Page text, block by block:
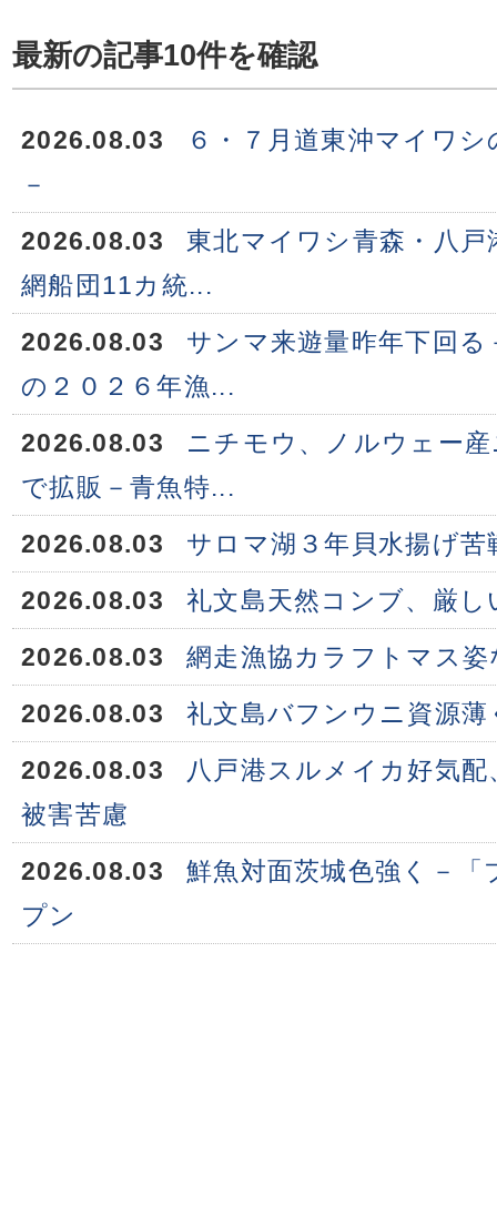
最新の記事10件を確認
2026.08.03
６・７月道東沖マイワ
－
2026.08.03
東北マイワシ青森・八
網船団11カ統...
2026.08.03
サンマ来遊量昨年下回
の２０２６年漁...
2026.08.03
ニチモウ、ノルウェー
で拡販－青魚特...
2026.08.03
サロマ湖３年貝水揚げ苦
2026.08.03
礼文島天然コンブ、厳し
2026.08.03
網走漁協カラフトマス
2026.08.03
礼文島バフンウニ資源薄
2026.08.03
八戸港スルメイカ好気
被害苦慮
2026.08.03
鮮魚対面茨城色強く－
プン